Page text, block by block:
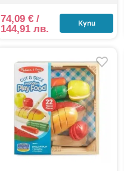
74,09 €/
144,91 лв.
Купи